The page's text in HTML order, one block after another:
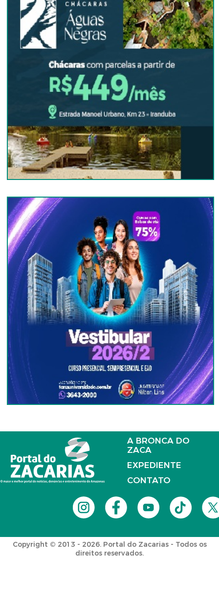
A BRONCA DO
ZACA
EXPEDIENTE
CONTATO
Copyright © 2013 - 2026. Portal do Zacarias - Todos os
direitos reservados.